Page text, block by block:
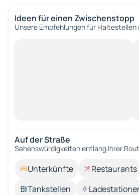
Ideen für einen Zwischenstopp
Unsere Empfehlungen für Haltestellen
Auf der Straße
Sehenswürdigkeiten entlang Ihrer
Unterkünfte Restaurants
Tankstellen